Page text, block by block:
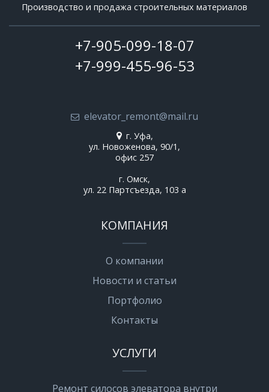
Производство и продажа строительных материалов
+7-905-099-18-07
+7-999-455-96-53
elevator_remont@mail.ru
г. Уфа,
ул. Новоженова, 90/1,
офис 257
г. Омск,
ул. 22 Партсъезда, 103 а
КОМПАНИЯ
О компании
Новости и статьи
Портфолио
Контакты
УСЛУГИ
Ремонт силосов элеватора внутри